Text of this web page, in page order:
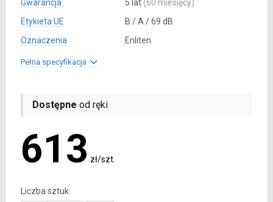
Gwarancja
5 lat (60 miesięcy)
Etykieta UE
B / A / 69 dB
Oznaczenia
Enliten
Pełna specyfikacja
Dostępne od ręki
613 zł/szt.
Liczba sztuk: